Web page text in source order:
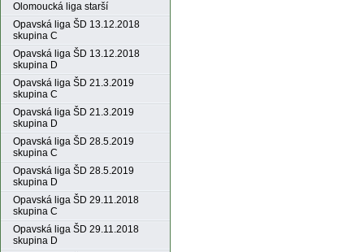
Olomoucká liga starší
Opavská liga ŠD 13.12.2018
skupina C
Opavská liga ŠD 13.12.2018
skupina D
Opavská liga ŠD 21.3.2019
skupina C
Opavská liga ŠD 21.3.2019
skupina D
Opavská liga ŠD 28.5.2019
skupina C
Opavská liga ŠD 28.5.2019
skupina D
Opavská liga ŠD 29.11.2018
skupina C
Opavská liga ŠD 29.11.2018
skupina D